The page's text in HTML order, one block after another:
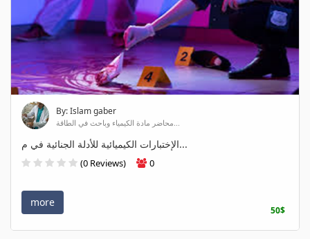
By: Islam gaber
محاضر مادة الكيمياء وباحث في الطاقة...
الإختبارات الكيميائية للأدلة الجنائية في م...
(0 Reviews) 0
more
50$